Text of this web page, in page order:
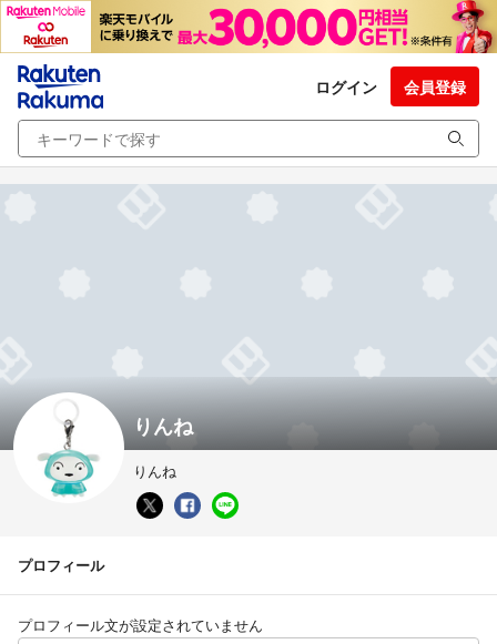
ログイン 会員登録
りんね
りんね
プロフィール
プロフィール文が設定されていません